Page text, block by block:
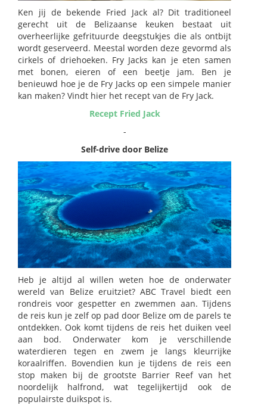
Ken jij de bekende Fried Jack al? Dit traditioneel
gerecht uit de Belizaanse keuken bestaat uit
overheerlijke gefrituurde deegstukjes die als ontbijt
wordt geserveerd. Meestal worden deze gevormd als
cirkels of driehoeken. Fry Jacks kan je eten samen
met bonen, eieren of een beetje jam. Ben je
benieuwd hoe je de Fry Jacks op een simpele manier
kan maken? Vindt hier het recept van de Fry Jack.
Recept Fried Jack
-
Self-drive door Belize
Heb je altijd al willen weten hoe de onderwater
wereld van Belize eruitziet? ABC Travel biedt een
rondreis voor gespetter en zwemmen aan. Tijdens
de reis kun je zelf op pad door Belize om de parels te
ontdekken. Ook komt tijdens de reis het duiken veel
aan bod. Onderwater kom je verschillende
waterdieren tegen en zwem je langs kleurrijke
koraalriffen. Bovendien kun je tijdens de reis een
stop maken bij de grootste Barrier Reef van het
noordelijk halfrond, wat tegelijkertijd ook de
populairste duikspot is.